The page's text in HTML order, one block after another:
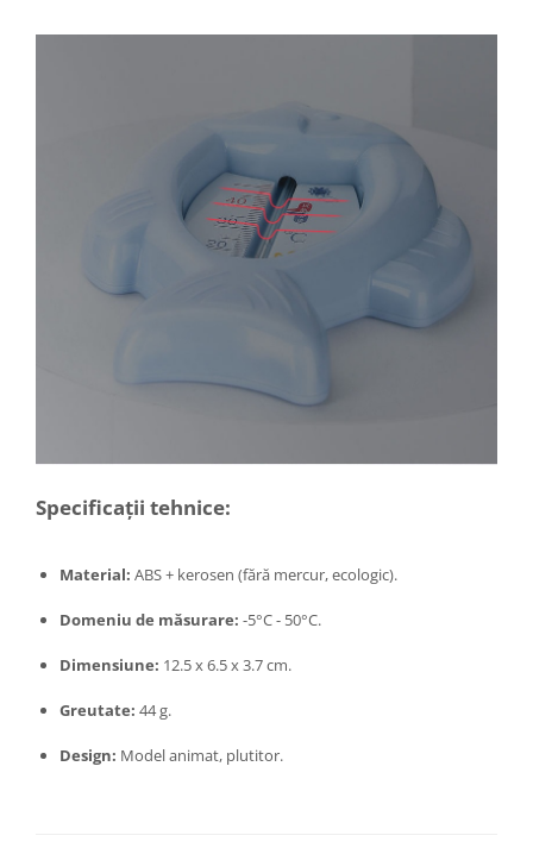
Masini de tocat manuale
Oale sub presiune
Palnii
Tavi copt
Tigai
Stații încărcare vehicule electrice
Specificații tehnice:
Material: ABS + kerosen (fără mercur, ecologic).
Domeniu de măsurare: -5°C - 50°C.
Dimensiune: 12.5 x 6.5 x 3.7 cm.
Greutate: 44 g.
Design: Model animat, plutitor.